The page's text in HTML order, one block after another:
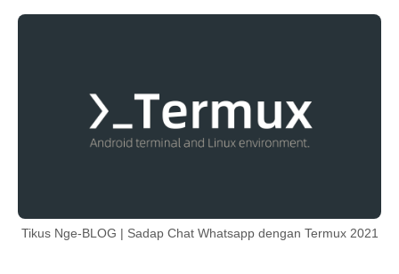
Tikus Nge-BLOG | Sadap Chat Whatsapp dengan Termux 2021